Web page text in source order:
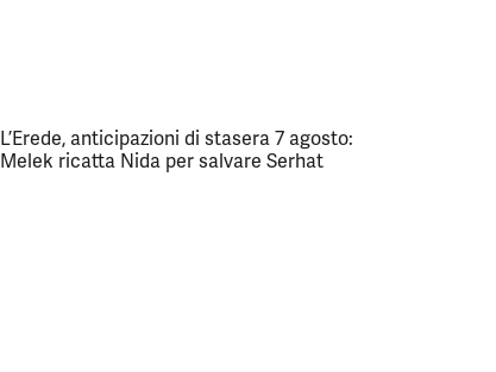
L’Erede, anticipazioni di stasera 7 agosto:
Melek ricatta Nida per salvare Serhat